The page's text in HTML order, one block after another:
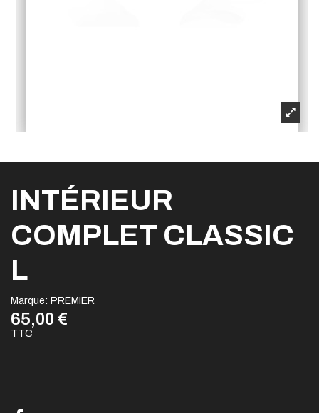
INTÉRIEUR
COMPLET CLASSIC
L
Marque: PREMIER
65,00 €
TTC